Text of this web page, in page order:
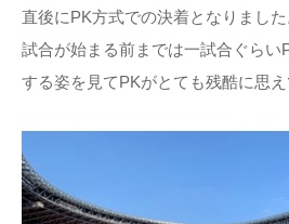
直後にPK方式での決着となりました
試合が始まる前までは一試合ぐら
する姿を見てPKがとても残酷に思